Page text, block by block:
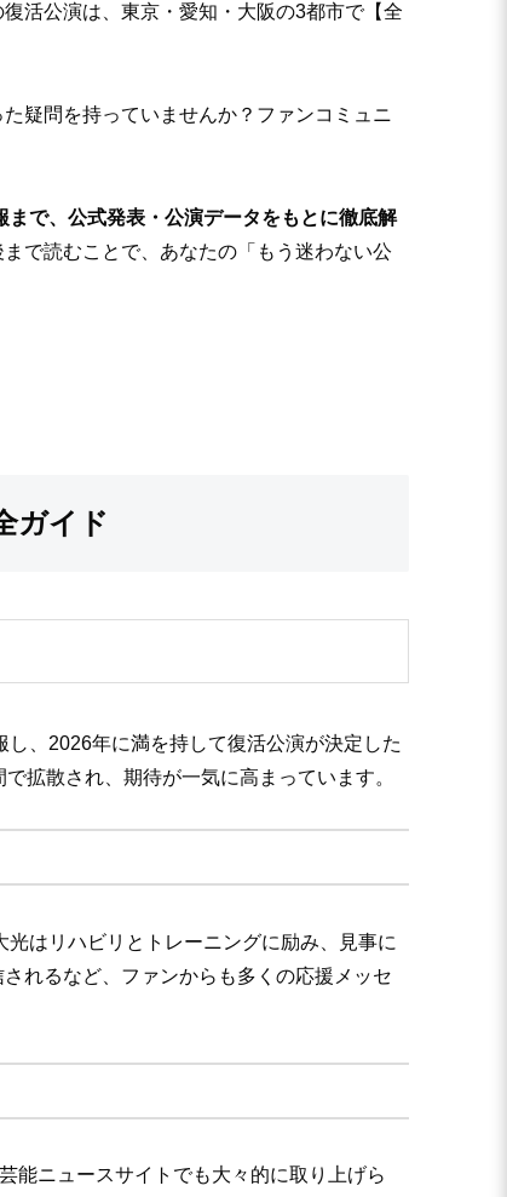
活公演は、東京・愛知・大阪の3都市で【全
疑問を持っていませんか？ファンコミュニ
で、公式発表・公演データをもとに徹底解
で読むことで、あなたの「もう迷わない公
ガイド
、2026年に満を持して復活公演が決定した
拡散され、期待が一気に高まっています。
はリハビリとトレーニングに励み、見事に
れるなど、ファンからも多くの応援メッセ
能ニュースサイトでも大々的に取り上げら